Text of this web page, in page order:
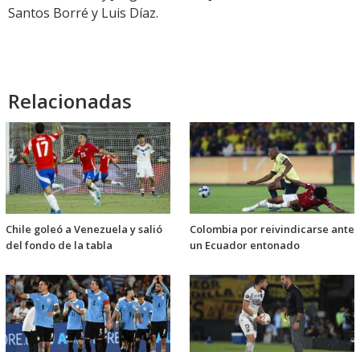
Santos Borré y Luis Díaz.
Relacionadas
Chile goleó a Venezuela y salió
del fondo de la tabla
Colombia por reivindicarse ante
un Ecuador entonado